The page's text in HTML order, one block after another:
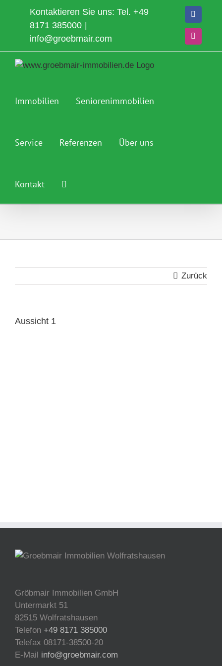
springen
Kontaktieren Sie uns: Tel. +49
8171 385000 |
info@groebmair.com
Immobilien Seniorenimmobilien
Service Referenzen Über uns
Kontakt
Zurück
Aussicht 1
Gröbmair Immobilien GmbH
Untermarkt 51
82515 Wolfratshausen
Telefon +49 8171 385000
Telefax 08171-38500-20
E-Mail info@groebmair.com